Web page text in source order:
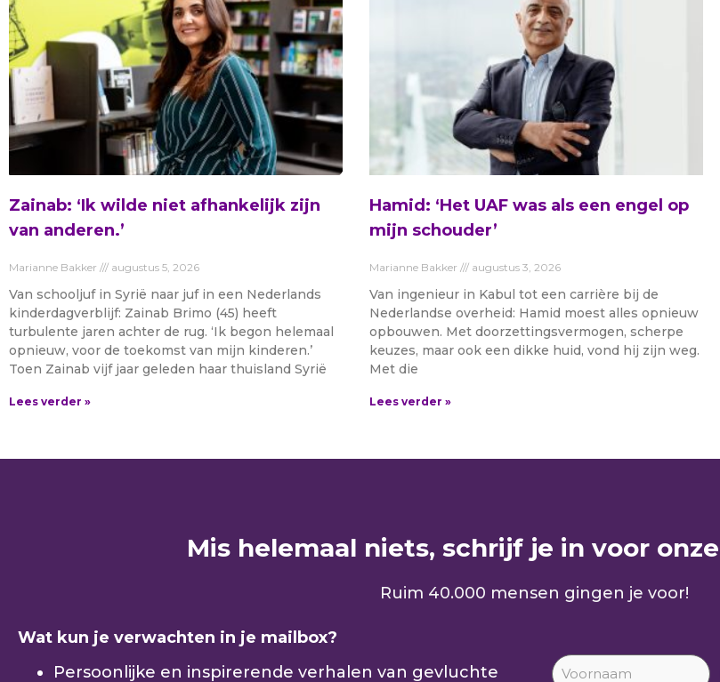
Zainab: ‘Ik wilde niet afhankelijk zijn
van anderen.’
Marianne Bakker augustus 5, 2026
Van schooljuf in Syrië naar juf in een Nederlands
kinderdagverblijf: Zainab Brimo (45) heeft
turbulente jaren achter de rug. ‘Ik begon helemaal
opnieuw, voor de toekomst van mijn kinderen.’
Toen Zainab vijf jaar geleden haar thuisland Syrië
Lees verder »
Hamid: ‘Het UAF was als een engel op
mijn schouder’
Marianne Bakker augustus 3, 2026
Van ingenieur in Kabul tot een carrière bij de
Nederlandse overheid: Hamid moest alles opnieuw
opbouwen. Met doorzettingsvermogen, scherpe
keuzes, maar ook een dikke huid, vond hij zijn weg.
Met die
Lees verder »
Mis helemaal niets, schrijf je in voor
Ruim 40.000 mensen gingen je voor!
Wat kun je verwachten in je mailbox?
Persoonlijke en inspirerende verhalen van gevluchte